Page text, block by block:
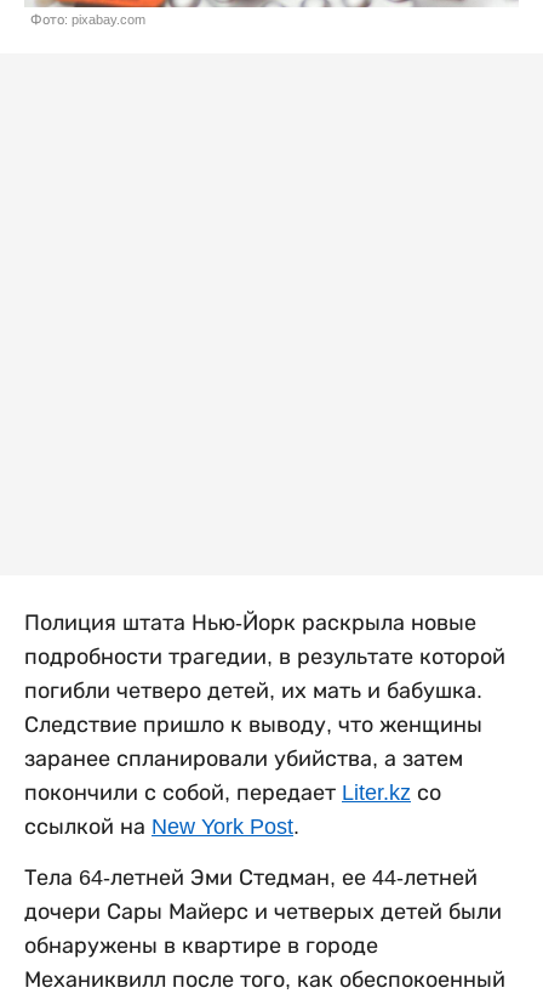
Фото: pixabay.com
Полиция штата Нью-Йорк раскрыла новые
подробности трагедии, в результате которой
погибли четверо детей, их мать и бабушка.
Следствие пришло к выводу, что женщины
заранее спланировали убийства, а затем
покончили с собой, передает Liter.kz со
ссылкой на New York Post.
Тела 64-летней Эми Стедман, ее 44-летней
дочери Сары Майерс и четверых детей были
обнаружены в квартире в городе
Механиквилл после того, как обеспокоенный